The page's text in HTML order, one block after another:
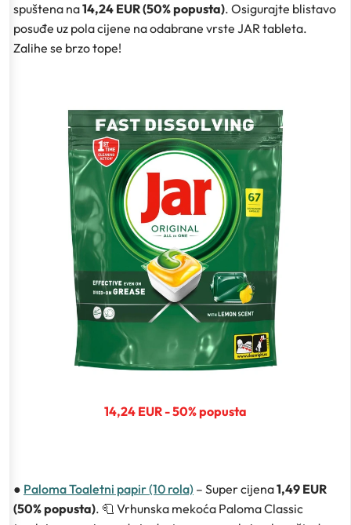
spuštena na14,24 EUR (50% popusta). Osigurajte blistavo
posuđe uz pola cijene na odabrane vrste JAR tableta.
Zalihe se brzo tope!
14,24 EUR - 50% popusta
● Paloma Toaletni papir (10 rola) – Super cijena1,49 EUR
(50% popusta). 🧻 Vrhunska mekoća Paloma Classic